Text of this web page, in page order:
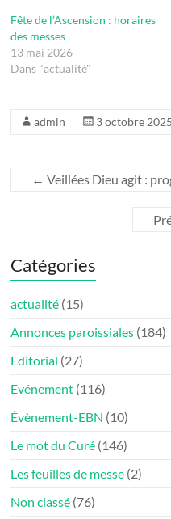
Fête de l’Ascension : horaires
des messes
13 mai 2026
Dans "actualité"
admin 3 octobre 2025
← Veillées Dieu agit :
Catégories
actualité (15)
Annonces paroissiales (184)
Editorial (27)
Evénement (116)
Évènement-EBN (10)
Le mot du Curé (146)
Les feuilles de messe (2)
Non classé (76)